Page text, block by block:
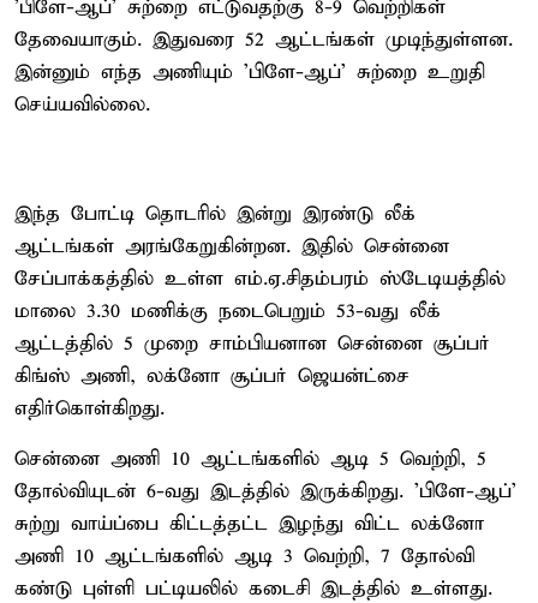
'பிளே-ஆப்' சுற்றை எட்டுவதற்கு 8-9 வெற்றிகள்
தேவையாகும். இதுவரை 52 ஆட்டங்கள் முடிந்துள்ளன.
இன்னும் எந்த அணியும் 'பிளே-ஆப்' சுற்றை உறுதி
செய்யவில்லை.
இந்த போட்டி தொடரில் இன்று இரண்டு லீக்
ஆட்டங்கள் அரங்கேறுகின்றன. இதில் சென்னை
சேப்பாக்கத்தில் உள்ள எம்.ஏ.சிதம்பரம் ஸ்டேடியத்தில்
மாலை 3.30 மணிக்கு நடைபெறும் 53-வது லீக்
ஆட்டத்தில் 5 முறை சாம்பியனான சென்னை சூப்பர்
கிங்ஸ் அணி, லக்னோ சூப்பர் ஜெயன்ட்சை
எதிர்கொள்கிறது.
சென்னை அணி 10 ஆட்டங்களில் ஆடி 5 வெற்றி, 5
தோல்வியுடன் 6-வது இடத்தில் இருக்கிறது. 'பிளே-ஆப்'
சுற்று வாய்ப்பை கிட்டத்தட்ட இழந்து விட்ட லக்னோ
அணி 10 ஆட்டங்களில் ஆடி 3 வெற்றி, 7 தோல்வி
கண்டு புள்ளி பட்டியலில் கடைசி இடத்தில் உள்ளது.